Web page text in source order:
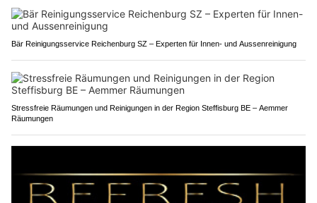
Bär Reinigungsservice Reichenburg SZ – Experten für Innen- und Aussenreinigung
Stressfreie Räumungen und Reinigungen in der Region Steffisburg BE – Aemmer
Räumungen